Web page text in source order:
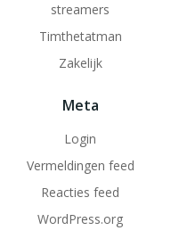
streamers
Timthetatman
Zakelijk
Meta
Login
Vermeldingen feed
Reacties feed
WordPress.org